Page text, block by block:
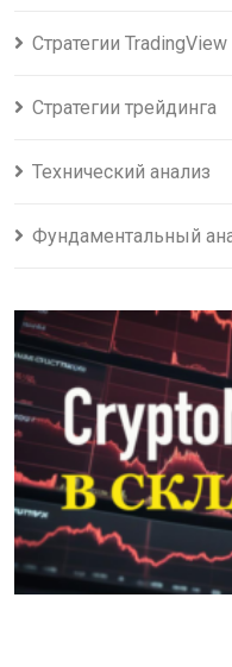
Стратегии TradingView
Стратегии трейдинга
Технический анализ
Фундаментальный